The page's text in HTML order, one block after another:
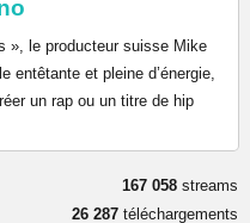
», le producteur suisse Mike
entêtante et pleine d’énergie,
un rap ou un titre de hip
167 058 streams
26 287 téléchargements